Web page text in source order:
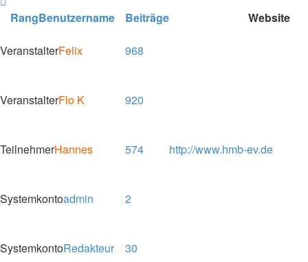
RangBenutzername Beiträge Website
VeranstalterFelix 968
VeranstalterFlo K 920
TeilnehmerHannes 574 http://www.hmb-ev.de
Systemkontoadmin 2
SystemkontoRedakteur 30